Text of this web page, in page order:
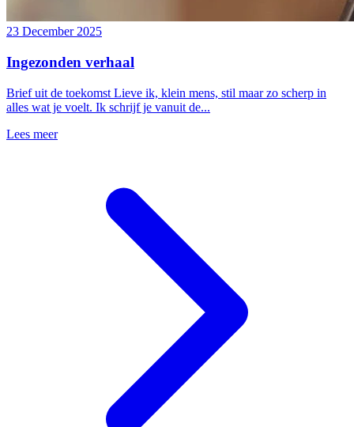
23 December 2025
Ingezonden verhaal
Brief uit de toekomst Lieve ik, klein mens, stil maar zo scherp in
alles wat je voelt. Ik schrijf je vanuit de...
Lees meer